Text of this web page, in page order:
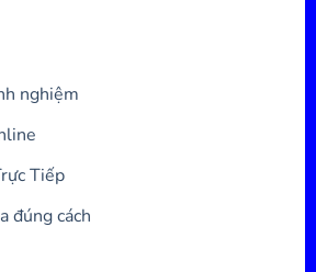
nghiệm
Tiếp
đúng cách